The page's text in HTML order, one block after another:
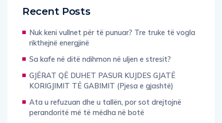
Recent Posts
Nuk keni vullnet për të punuar? Tre truke të vogla
rikthejnë energjinë
Sa kafe në ditë ndihmon në uljen e stresit?
GJËRAT QË DUHET PASUR KUJDES GJATË
KORIGJIMIT TË GABIMIT (Pjesa e gjashtë)
Ata u refuzuan dhe u tallën, por sot drejtojnë
perandoritë më të mëdha në botë